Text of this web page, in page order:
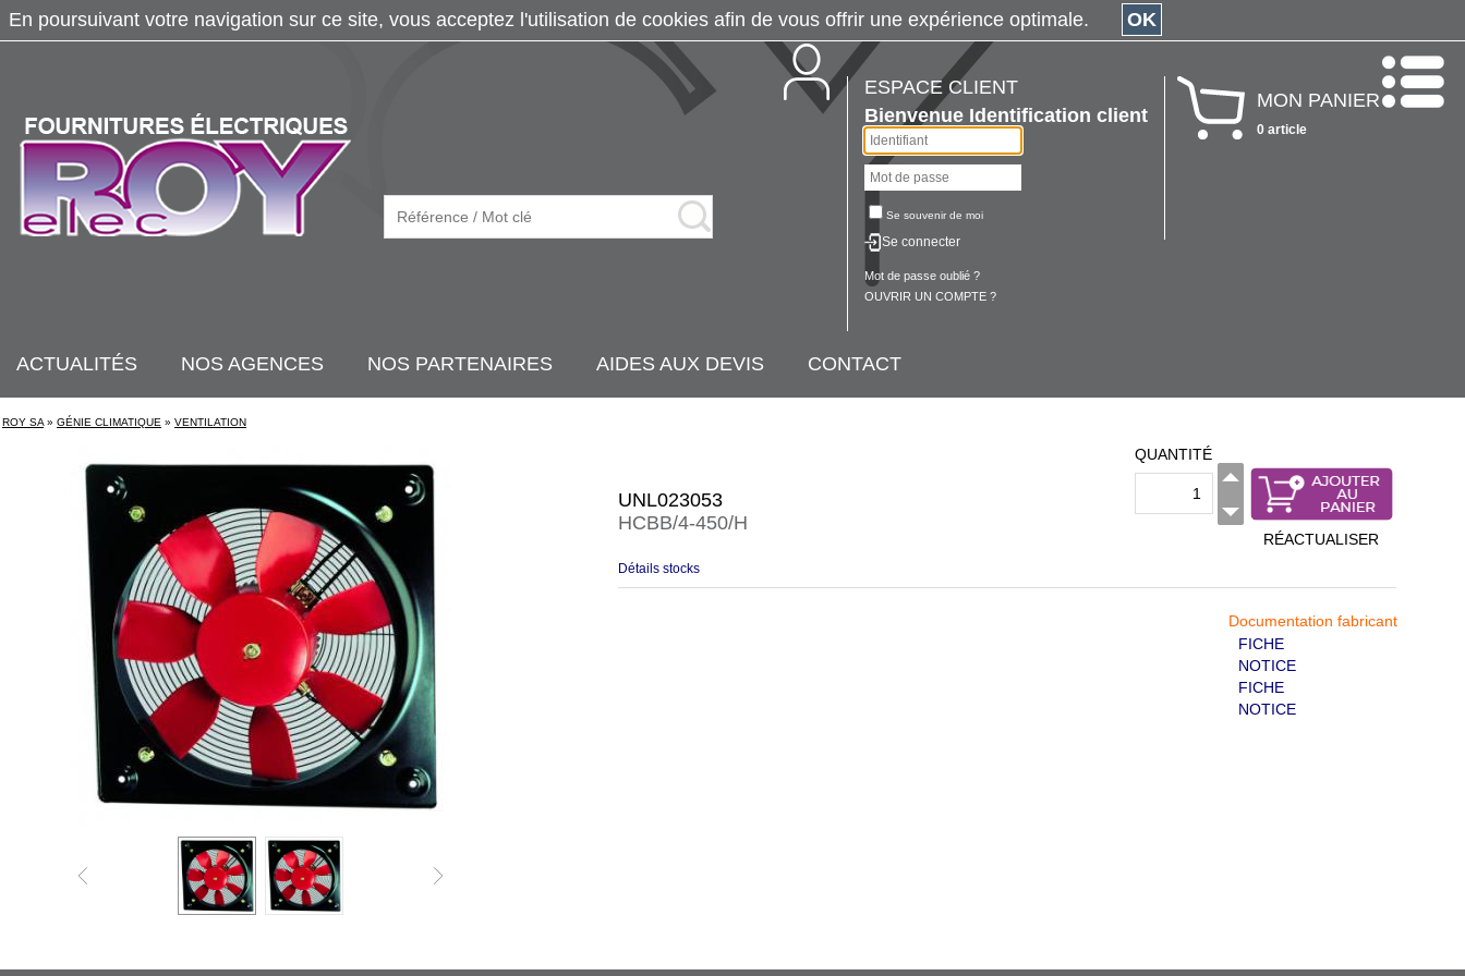
ESPACE CLIENT
Bienvenue Identification client
Se souvenir de moi
Se connecter
Mot de passe oublié ?
OUVRIR UN COMPTE ?
MON PANIER
0 article
ACTUALITÉS NOS AGENCES NOS PARTENAIRES AIDES AUX DEVIS CONTACT
ROY SA » GÉNIE CLIMATIQUE » VENTILATION
UNL023053
HCBB/4-450/H
QUANTITÉ
RÉACTUALISER
Détails stocks
Documentation fabricant
FICHE
NOTICE
FICHE
NOTICE
En poursuivant votre navigation sur ce site, vous acceptez l'utilisation de cookies afin de vous offrir une expérience optimale. OK